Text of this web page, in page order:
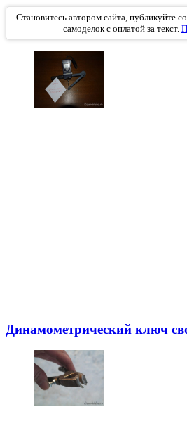
Становитесь автором сайта, публикуйте
самоделок с оплатой за текст.
Динамометрический ключ